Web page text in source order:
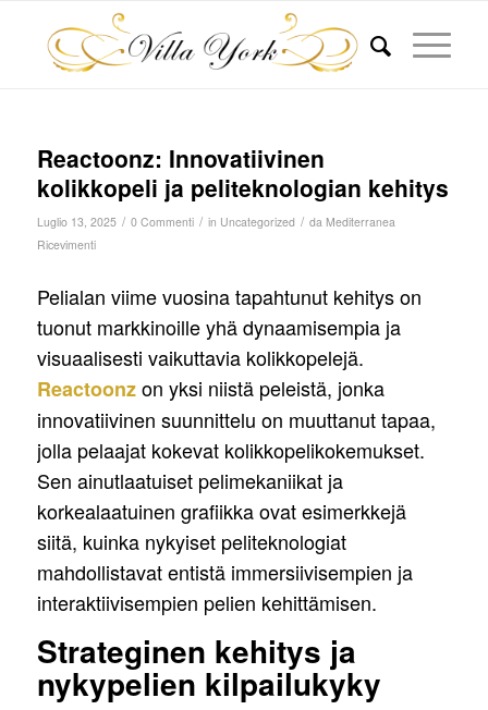
Reactoonz: Innovatiivinen
kolikkopeli ja peliteknologian kehitys
Luglio 13, 2025 / 0 Commenti / in Uncategorized / da Mediterranea
Ricevimenti
Pelialan viime vuosina tapahtunut kehitys on
tuonut markkinoille yhä dynaamisempia ja
visuaalisesti vaikuttavia kolikkopelejä.
Reactoonzon yksi niistä peleistä, jonka
innovatiivinen suunnittelu on muuttanut tapaa,
jolla pelaajat kokevat kolikkopelikokemukset.
Sen ainutlaatuiset pelimekaniikat ja
korkealaatuinen grafiikka ovat esimerkkejä
siitä, kuinka nykyiset peliteknologiat
mahdollistavat entistä immersiivisempien ja
interaktiivisempien pelien kehittämisen.
Strateginen kehitys ja
nykypelien kilpailukyky